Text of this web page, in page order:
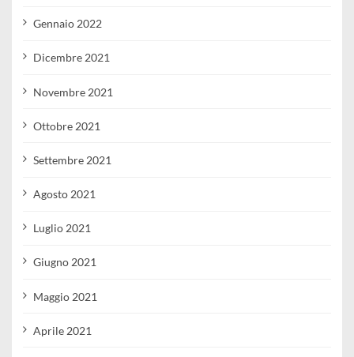
Gennaio 2022
Dicembre 2021
Novembre 2021
Ottobre 2021
Settembre 2021
Agosto 2021
Luglio 2021
Giugno 2021
Maggio 2021
Aprile 2021